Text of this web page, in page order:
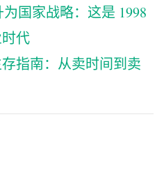
国家战略：这是 1998
代
指南：从卖时间到卖